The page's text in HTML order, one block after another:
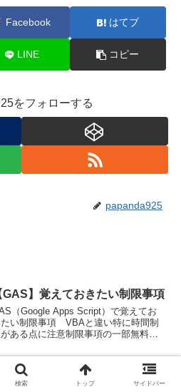
Facebook はてブ
LINE コピー
をフォローする
papanda925
GAS】覚えておきたい制限事項
（Google Apps Script）で覚えてお
たい制限事項 VBAと違い特に時間制
ある点に注意制限事項の一部無料
の実行時間6分/実行30分／実行スク
プトの同時...
和5年度 ネットワークスペシャ
検索 トップ サイドバー